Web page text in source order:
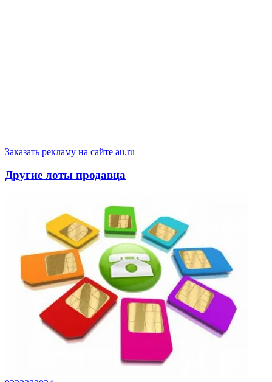
Заказать рекламу на сайте au.ru
Другие лоты продавца